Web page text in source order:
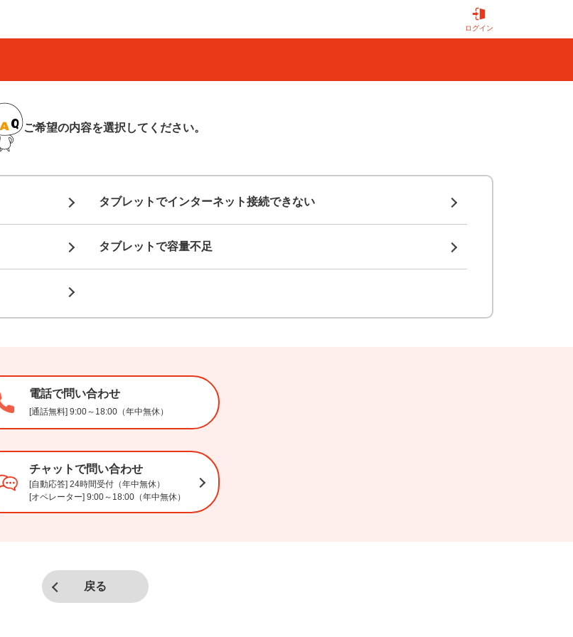
ログイン
ご希望の内容を選択してください。
タブレットでインターネット接続できない
タブレットで容量不足
電話で問い合わせ
[通話無料] 9:00～18:00（年中無休）
チャットで問い合わせ
[自動応答] 24時間受付（年中無休）
[オペレーター] 9:00～18:00（年中無休）
戻る